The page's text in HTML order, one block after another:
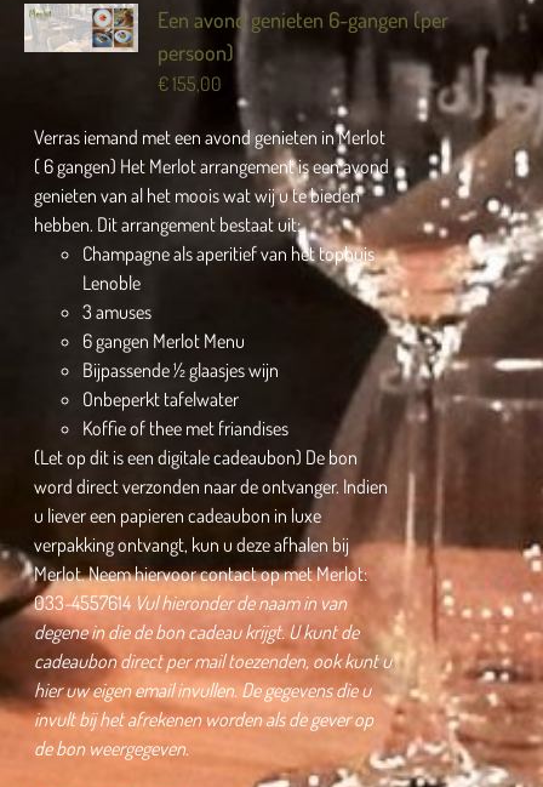
Een avond genieten 6-gangen (per
persoon)
€155,00
Verras iemand met een avond genieten in Merlot
( 6 gangen) Het Merlot arrangement is een avond
genieten van al het moois wat wij u te bieden
hebben. Dit arrangement bestaat uit:
Champagne als aperitief van het tophuis
Lenoble
3 amuses
6 gangen Merlot Menu
Bijpassende ½ glaasjes wijn
Onbeperkt tafelwater
Koffie of thee met friandises
(Let op dit is een digitale cadeaubon) De bon
word direct verzonden naar de ontvanger. Indien
u liever een papieren cadeaubon in luxe
verpakking ontvangt, kun u deze afhalen bij
Merlot. Neem hiervoor contact op met Merlot:
033-4557614 Vul hieronder de naam in van
degene in die de bon cadeau krijgt. U kunt de
cadeaubon direct per mail toezenden, ook kunt u
hier uw eigen email invullen.De gegevens die u
invult bij het afrekenen worden als de gever op
de bon weergegeven.